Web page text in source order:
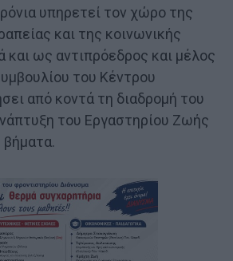
υπηρετεί τον χώρο της
και της κοινωνικής
και ως αντιπρόεδρος και μέλος
του Κέντρου
από κοντά τη διαδρομή του
του Εργαστηρίου Ζωής